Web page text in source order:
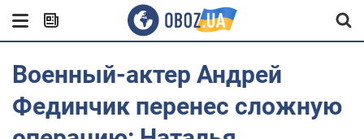
Военный-актер Андрей
Фединчик перенес сложную